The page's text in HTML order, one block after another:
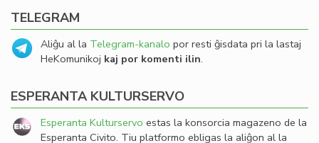
TELEGRAM
Aliĝu al la Telegram-kanalo por resti ĝisdata pri la lastaj
HeKomunikoj kaj por komenti ilin.
ESPERANTA KULTURSERVO
Esperanta Kulturservo estas la konsorcia magazeno de la
Esperanta Civito. Tiu platformo ebligas la aliĝon al la